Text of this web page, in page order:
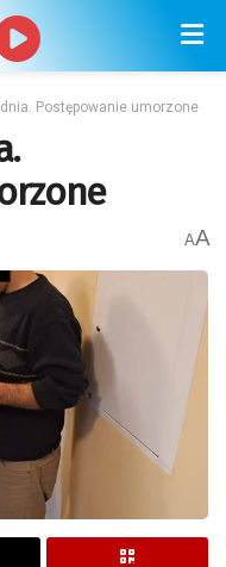
Postępowanie umorzone
AA